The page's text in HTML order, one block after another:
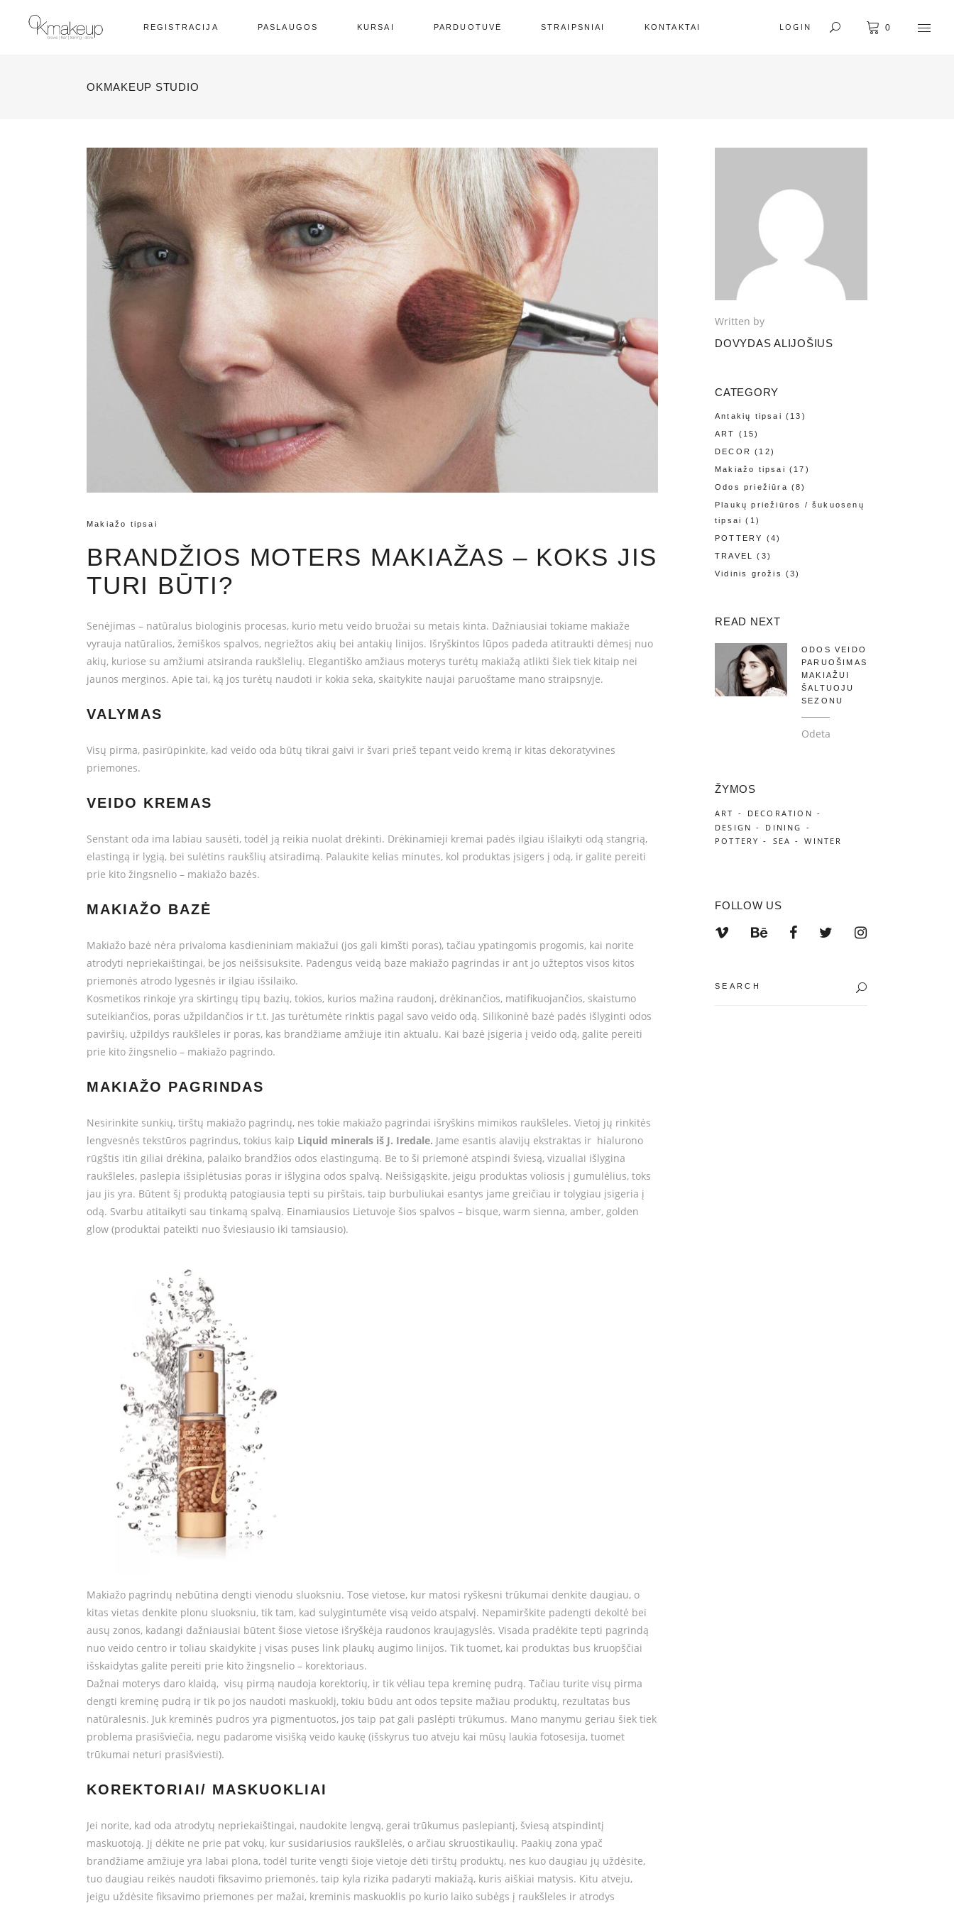
REGISTRACIJA PASLAUGOS KURSAI PARDUOTUVĖ STRAIPSNIAI KONTAKTAI LOGIN 0
OKMAKEUP STUDIO
Makiažo tipsai
BRANDŽIOS MOTERS MAKIAŽAS – KOKS JIS
TURI BŪTI?
Senėjimas – natūralus biologinis procesas, kurio metu veido bruožai su metais kinta. Dažniausiai tokiame makiaže
vyrauja natūralios, žemiškos spalvos, negriežtos akių bei antakių linijos. Išryškintos lūpos padeda atitraukti dėmesį nuo
akių, kuriose su amžiumi atsiranda raukšlelių. Elegantiško amžiaus moterys turėtų makiažą atlikti šiek tiek kitaip nei
jaunos merginos. Apie tai, ką jos turėtų naudoti ir kokia seka, skaitykite naujai paruoštame mano straipsnyje.
VALYMAS
Visų pirma, pasirūpinkite, kad veido oda būtų tikrai gaivi ir švari prieš tepant veido kremą ir kitas dekoratyvines
priemones.
VEIDO KREMAS
Senstant oda ima labiau sausėti, todėl ją reikia nuolat drėkinti. Drėkinamieji kremai padės ilgiau išlaikyti odą stangrią,
elastingą ir lygią, bei sulėtins raukšlių atsiradimą. Palaukite kelias minutes, kol produktas įsigers į odą, ir galite pereiti
prie kito žingsnelio – makiažo bazės.
MAKIAŽO BAZĖ
Makiažo bazė nėra privaloma kasdieniniam makiažui (jos gali kimšti poras), tačiau ypatingomis progomis, kai norite
atrodyti nepriekaištingai, be jos neišsisuksite. Padengus veidą baze makiažo pagrindas ir ant jo užteptos visos kitos
priemonės atrodo lygesnės ir ilgiau išsilaiko.
Kosmetikos rinkoje yra skirtingų tipų bazių, tokios, kurios mažina raudonį, drėkinančios, matifikuojančios, skaistumo
suteikiančios, poras užpildančios ir t.t. Jas turėtumėte rinktis pagal savo veido odą. Silikoninė bazė padės išlyginti odos
paviršių, užpildys raukšleles ir poras, kas brandžiame amžiuje itin aktualu. Kai bazė įsigeria į veido odą, galite pereiti
prie kito žingsnelio – makiažo pagrindo.
MAKIAŽO PAGRINDAS
Nesirinkite sunkių, tirštų makiažo pagrindų, nes tokie makiažo pagrindai išryškins mimikos raukšleles. Vietoj jų rinkitės
lengvesnės tekstūros pagrindus, tokius kaip Liquid minerals iš J. Iredale. Jame esantis alavijų ekstraktas ir hialurono
rūgštis itin giliai drėkina, palaiko brandžios odos elastingumą. Be to ši priemonė atspindi šviesą, vizualiai išlygina
raukšleles, paslepia išsiplėtusias poras ir išlygina odos spalvą. Neišsigąskite, jeigu produktas voliosis į gumulėlius, toks
jau jis yra. Būtent šį produktą patogiausia tepti su pirštais, taip burbuliukai esantys jame greičiau ir tolygiau įsigeria į
odą. Svarbu atitaikyti sau tinkamą spalvą. Einamiausios Lietuvoje šios spalvos – bisque, warm sienna, amber, golden
glow (produktai pateikti nuo šviesiausio iki tamsiausio).
Makiažo pagrindų nebūtina dengti vienodu sluoksniu. Tose vietose, kur matosi ryškesni trūkumai denkite daugiau, o
kitas vietas denkite plonu sluoksniu, tik tam, kad sulygintumėte visą veido atspalvį. Nepamirškite padengti dekoltė bei
ausų zonos, kadangi dažniausiai būtent šiose vietose išryškėja raudonos kraujagyslės. Visada pradėkite tepti pagrindą
nuo veido centro ir toliau skaidykite į visas puses link plaukų augimo linijos. Tik tuomet, kai produktas bus kruopščiai
išskaidytas galite pereiti prie kito žingsnelio – korektoriaus.
Dažnai moterys daro klaidą, visų pirmą naudoja korektorių, ir tik vėliau tepa kreminę pudrą. Tačiau turite visų pirma
dengti kreminę pudrą ir tik po jos naudoti maskuoklį, tokiu būdu ant odos tepsite mažiau produktų, rezultatas bus
natūralesnis. Juk kreminės pudros yra pigmentuotos, jos taip pat gali paslėpti trūkumus. Mano manymu geriau šiek tiek
problema prasišviečia, negu padarome visišką veido kaukę (išskyrus tuo atveju kai mūsų laukia fotosesija, tuomet
trūkumai neturi prasišviesti).
KOREKTORIAI/ MASKUOKLIAI
Jei norite, kad oda atrodytų nepriekaištingai, naudokite lengvą, gerai trūkumus paslepiantį, šviesą atspindintį
maskuotoją. Jį dėkite ne prie pat vokų, kur susidariusios raukšlelės, o arčiau skruostikaulių. Paakių zona ypač
brandžiame amžiuje yra labai plona, todėl turite vengti šioje vietoje dėti tirštų produktų, nes kuo daugiau jų uždėsite,
tuo daugiau reikės naudoti fiksavimo priemonės, taip kyla rizika padaryti makiažą, kuris aiškiai matysis. Kitu atveju,
jeigu uždėsite fiksavimo priemones per mažai, kreminis maskuoklis po kurio laiko subėgs į raukšleles ir atrodys
Written by
DOVYDAS ALIJOŠIUS
CATEGORY
Antakių tipsai (13)
ART (15)
DECOR (12)
Makiažo tipsai (17)
Odos priežiūra (8)
Plaukų priežiūros / šukuosenų
tipsai (1)
POTTERY (4)
TRAVEL (3)
Vidinis grožis (3)
READ NEXT
ODOS VEIDO
PARUOŠIMAS
MAKIAŽUI
ŠALTUOJU
SEZONU
Odeta
ŽYMOS
ART
DECORATION
DESIGN
DINING
POTTERY
SEA WINTER
FOLLOW US
for: